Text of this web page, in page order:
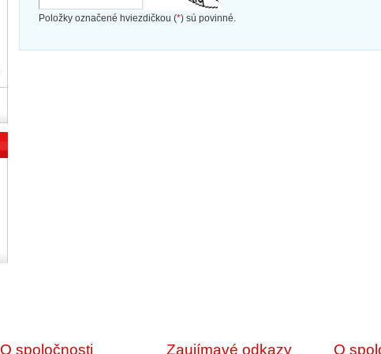
Položky označené hviezdičkou (*) sú povinné.
O spoločnosti Zaujímavé odkazy O